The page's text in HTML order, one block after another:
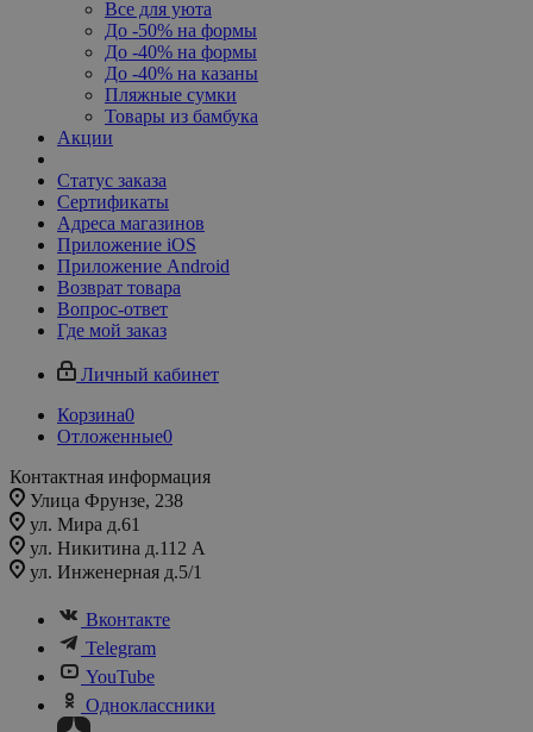
Все для уюта
До -50% на формы
До -40% на формы
До -40% на казаны
Пляжные сумки
Товары из бамбука
Акции
Статус заказа
Сертификаты
Адреса магазинов
Приложение iOS
Приложение Android
Возврат товара
Вопрос-ответ
Где мой заказ
Личный кабинет
Корзина0
Отложенные0
Контактная информация
Улица Фрунзе, 238​
ул. Мира д.61
ул. Никитина д.112 А
ул. Инженерная д.5/1
Вконтакте
Telegram
YouTube
Одноклассники